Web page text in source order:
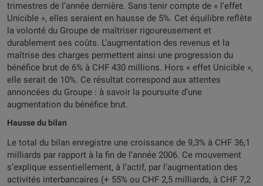
trimestres de l’année dernière. Sans tenir compte de « l’effet
Unicible », elles seraient en hausse de 5%. Cet équilibre reflète
la volonté du Groupe de maîtriser rigoureusement et
durablement ses coûts. L’augmentation des revenus et la
maîtrise des charges permettent ainsi une progression du
bénéfice brut de 6% à CHF 430 millions. Hors « effet Unicible »,
elle serait de 10%. Ce résultat correspond aux attentes
annoncées du Groupe : à savoir la poursuite d’une
augmentation du bénéfice brut.
Hausse du bilan
Le total du bilan enregistre une croissance de 9,3% à CHF 36,1
milliards par rapport à la fin de l’année 2006. Ce mouvement
s’explique essentiellement, à l’actif, par l’augmentation des
activités interbancaires (+ 55% ou CHF 2,5 milliards, à CHF 7,2